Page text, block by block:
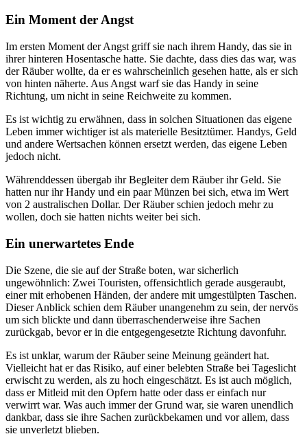
Ein Moment der Angst
Im ersten Moment der Angst griff sie nach ihrem Handy, das sie in
ihrer hinteren Hosentasche hatte. Sie dachte, dass dies das war, was
der Räuber wollte, da er es wahrscheinlich gesehen hatte, als er sich
von hinten näherte. Aus Angst warf sie das Handy in seine
Richtung, um nicht in seine Reichweite zu kommen.
Es ist wichtig zu erwähnen, dass in solchen Situationen das eigene
Leben immer wichtiger ist als materielle Besitztümer. Handys, Geld
und andere Wertsachen können ersetzt werden, das eigene Leben
jedoch nicht.
Währenddessen übergab ihr Begleiter dem Räuber ihr Geld. Sie
hatten nur ihr Handy und ein paar Münzen bei sich, etwa im Wert
von 2 australischen Dollar. Der Räuber schien jedoch mehr zu
wollen, doch sie hatten nichts weiter bei sich.
Ein unerwartetes Ende
Die Szene, die sie auf der Straße boten, war sicherlich
ungewöhnlich: Zwei Touristen, offensichtlich gerade ausgeraubt,
einer mit erhobenen Händen, der andere mit umgestülpten Taschen.
Dieser Anblick schien dem Räuber unangenehm zu sein, der nervös
um sich blickte und dann überraschenderweise ihre Sachen
zurückgab, bevor er in die entgegengesetzte Richtung davonfuhr.
Es ist unklar, warum der Räuber seine Meinung geändert hat.
Vielleicht hat er das Risiko, auf einer belebten Straße bei Tageslicht
erwischt zu werden, als zu hoch eingeschätzt. Es ist auch möglich,
dass er Mitleid mit den Opfern hatte oder dass er einfach nur
verwirrt war. Was auch immer der Grund war, sie waren unendlich
dankbar, dass sie ihre Sachen zurückbekamen und vor allem, dass
sie unverletzt blieben.